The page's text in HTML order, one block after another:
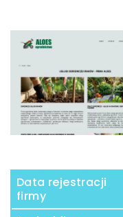
Data rejestracji
firmy